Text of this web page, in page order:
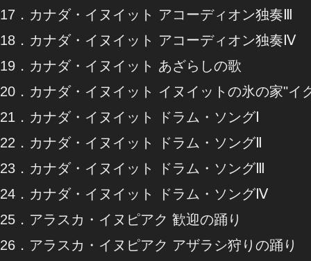
17．カナダ・イヌイット アコーディオン独奏Ⅲ
18．カナダ・イヌイット アコーディオン独奏Ⅳ
19．カナダ・イヌイット あざらしの歌
20．カナダ・イヌイット イヌイットの氷の家"イ
21．カナダ・イヌイット ドラム・ソングⅠ
22．カナダ・イヌイット ドラム・ソングⅡ
23．カナダ・イヌイット ドラム・ソングⅢ
24．カナダ・イヌイット ドラム・ソングⅣ
25．アラスカ・イヌピアク 歓迎の踊り
26．アラスカ・イヌピアク アザラシ狩りの踊り